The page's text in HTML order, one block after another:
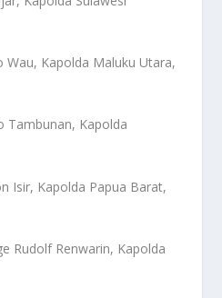
Wau, Kapolda Maluku Utara,
Tambunan, Kapolda
Isir, Kapolda Papua Barat,
Rudolf Renwarin, Kapolda